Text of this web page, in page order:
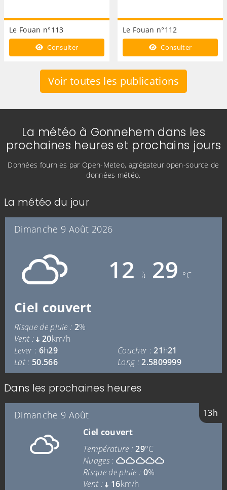
Le Fouan n°113
Consulter
Le Fouan n°112
Consulter
Voir toutes les publications
La météo à Gonnehem dans les
prochaines heures et prochains jours
Données fournies par Open-Meteo, agrégateur open-source de
données météo.
La météo du jour
Dimanche 9 Août 2026
12 à 29 °C
Ciel couvert
Risque de pluie : 2%
Vent : 20km/h
Lever : 6h29 Coucher :21h21
Lat : 50.566 Long :2.5809999
Dans les prochaines heures
Dimanche 9 Août
13h
Ciel couvert
Température :29°C
Nuages :
Risque de pluie : 0%
Vent : 16km/h